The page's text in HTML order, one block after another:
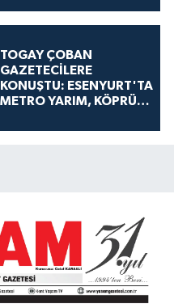
TOGAY ÇOBAN
GAZETECİLERE
KONUŞTU: ESENYURT'TA
METRO YARIM, KÖPRÜ
KOKUYOR!